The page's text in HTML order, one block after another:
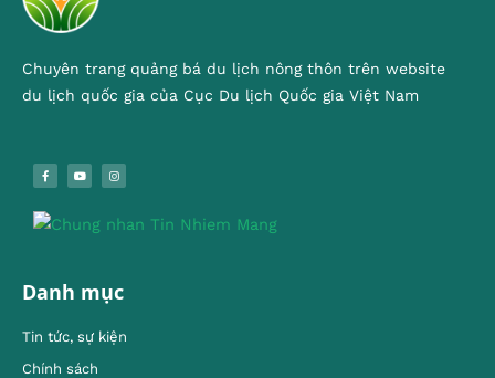
Chuyên trang quảng bá du lịch nông thôn trên website
du lịch quốc gia của Cục Du lịch Quốc gia Việt Nam
Danh mục
Tin tức, sự kiện
Chính sách